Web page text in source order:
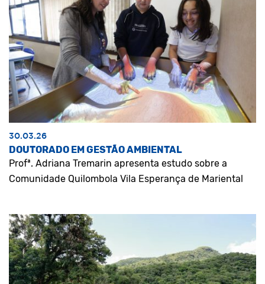
30.03.26
DOUTORADO EM GESTÃO AMBIENTAL
Profª. Adriana Tremarin apresenta estudo sobre a
Comunidade Quilombola Vila Esperança de Mariental